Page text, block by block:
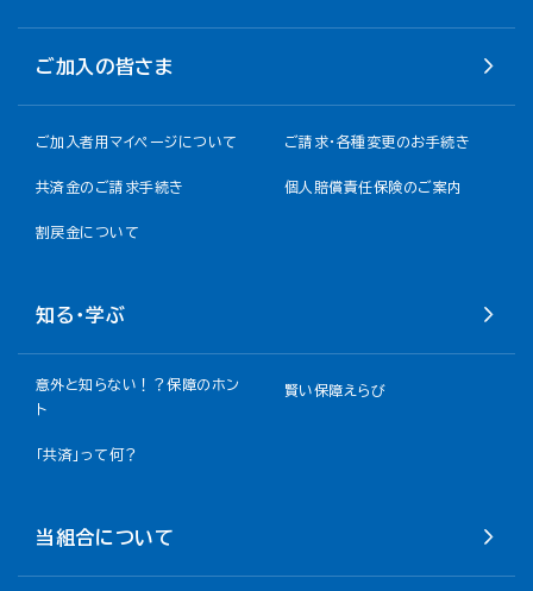
ご加入の皆さま
ご加入者用マイページについて ご請求・各種変更のお手続き
共済金のご請求手続き 個人賠償責任保険のご案内
割戻金について​
知る・学ぶ
意外と知らない！？保障のホン
ト
賢い保障えらび
「共済」って何？
当組合について